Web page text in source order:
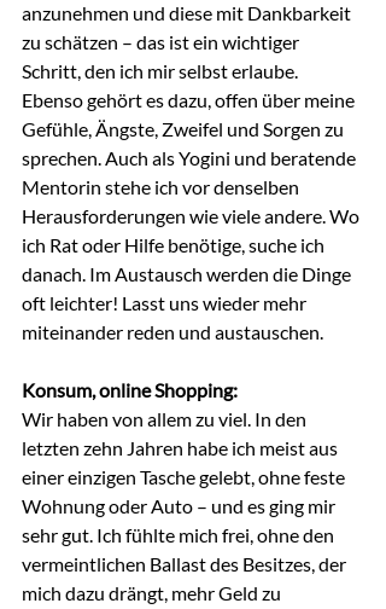
anzunehmen und diese mit Dankbarkeit
zu schätzen – das ist ein wichtiger
Schritt, den ich mir selbst erlaube.
Ebenso gehört es dazu, offen über meine
Gefühle, Ängste, Zweifel und Sorgen zu
sprechen. Auch als Yogini und beratende
Mentorin stehe ich vor denselben
Herausforderungen wie viele andere. Wo
ich Rat oder Hilfe benötige, suche ich
danach. Im Austausch werden die Dinge
oft leichter! Lasst uns wieder mehr
miteinander reden und austauschen.
Konsum, online Shopping:
Wir haben von allem zu viel. In den
letzten zehn Jahren habe ich meist aus
einer einzigen Tasche gelebt, ohne feste
Wohnung oder Auto – und es ging mir
sehr gut. Ich fühlte mich frei, ohne den
vermeintlichen Ballast des Besitzes, der
mich dazu drängt, mehr Geld zu